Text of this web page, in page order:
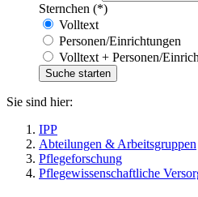
Sternchen (*)
Volltext
Personen/Einrichtungen
Volltext + Personen/
Sie sind hier:
IPP
Abteilungen & Arbeitsgruppen
Pflegeforschung
Pflegewissenschaftliche